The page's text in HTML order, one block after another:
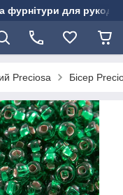
фурнітури для
Preciosa Бісер